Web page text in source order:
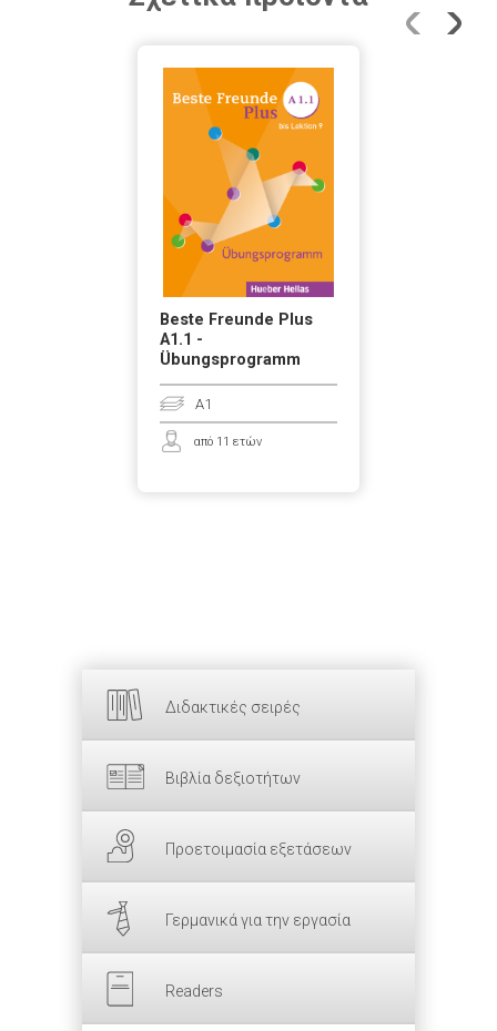
Διδακτικές σειρές
Βιβλία δεξιοτήτων
Προετοιμασία εξετάσεων
Γερμανικά για την εργασία
Readers
Beste Freunde Plus
A1.1 -
Übungsprogramm
A1
από 11 ετών